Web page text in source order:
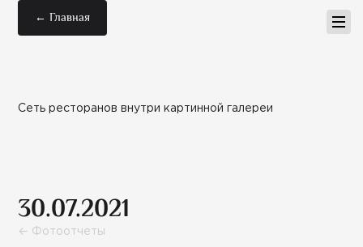
← Главная
Сеть ресторанов внутри картинной галереи
30.07.2021
← Фотоотчеты